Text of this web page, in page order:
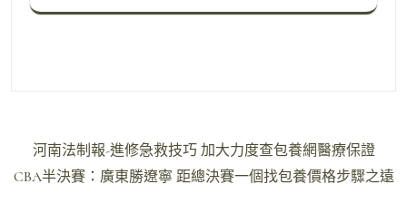
章
河南法制報-進修急救技巧 加大力度查包養網醫療保證
CBA半決賽：廣東勝遼寧 距總決賽一個找包養價格步驟之遠